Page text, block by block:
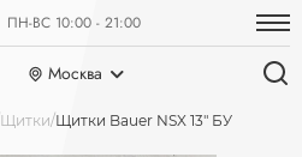
ПН-ВС 10:00 - 21:00
Москва
Щитки Щитки Bauer NSX 13" БУ